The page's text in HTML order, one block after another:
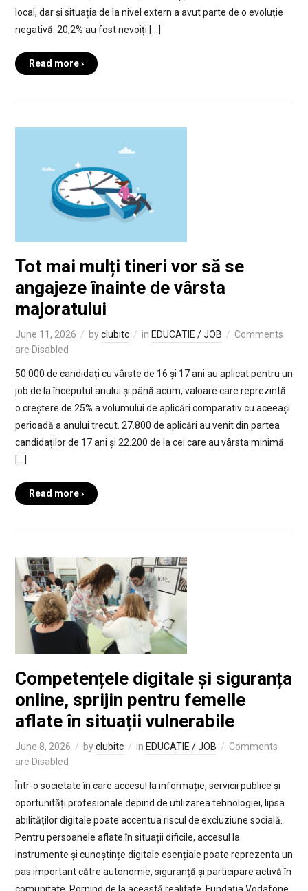
local, dar și situația de la nivel extern a avut parte de o evoluție
negativă. 20,2% au fost nevoiți […]
Read more ›
Tot mai mulți tineri vor să se
angajeze înainte de vârsta
majoratului
June 11, 2026 byclubitc in EDUCATIE / JOB
Comments
are Disabled
50.000 de candidați cu vârste de 16 și 17 ani au aplicat pentru un
job de la începutul anului și până acum, valoare care reprezintă
o creștere de 25% a volumului de aplicări comparativ cu aceeași
perioadă a anului trecut. 27.800 de aplicări au venit din partea
candidaților de 17 ani și 22.200 de la cei care au vârsta minimă
[…]
Read more ›
Competențele digitale și siguranța
online, sprijin pentru femeile
aflate în situații vulnerabile
June 8, 2026 byclubitc in EDUCATIE / JOB
Comments
are Disabled
Într-o societate în care accesul la informație, servicii publice și
oportunități profesionale depind de utilizarea tehnologiei, lipsa
abilităților digitale poate accentua riscul de excluziune socială.
Pentru persoanele aflate în situații dificile, accesul la
instrumente și cunoștințe digitale esențiale poate reprezenta un
pas important către autonomie, siguranță și participare activă în
comunitate. Pornind de la această realitate, Fundația Vodafone,